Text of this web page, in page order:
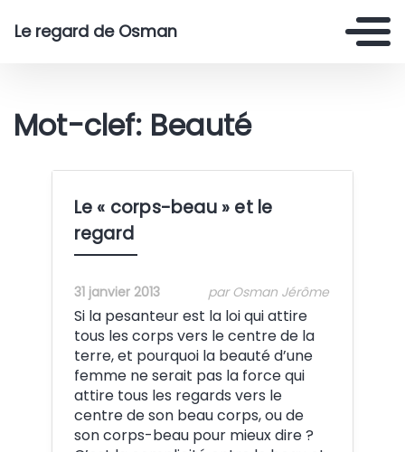
Le regard de Osman
Mot-clef: Beauté
Le « corps-beau » et le
regard
31 janvier 2013 par Osman Jérôme
Si la pesanteur est la loi qui attire
tous les corps vers le centre de la
terre, et pourquoi la beauté d’une
femme ne serait pas la force qui
attire tous les regards vers le
centre de son beau corps, ou de
son corps-beau pour mieux dire ?